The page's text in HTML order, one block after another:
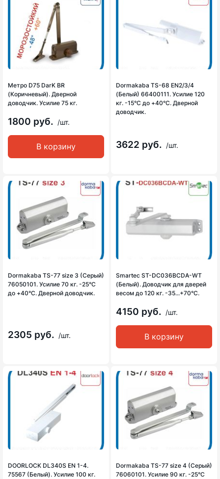
Метро D75 DarK BR
(Коричневый). Дверной
доводчик. Усилие 75 кг.
1800 руб. /шт.
В корзину
Dormakaba TS-68 EN2/3/4
(Белый) 66400111. Усилие 120
кг. -15°С до +40°С. Дверной
доводчик.
3622 руб. /шт.
Dormakaba TS-77 size 3 (Серый)
76050101. Усилие 70 кг. -25°С
до +40°С. Дверной доводчик.
2305 руб. /шт.
Smartec ST-DC036BCDA-WT
(Белый). Доводчик для дверей
весом до 120 кг. -35...+70°C.
4150 руб. /шт.
В корзину
DOORLOCK DL340S EN 1-4.
75567 (Белый). Усилие 100 кг.
Dormakaba TS-77 size 4 (Серый)
76060101. Усилие 90 кг. -25°С